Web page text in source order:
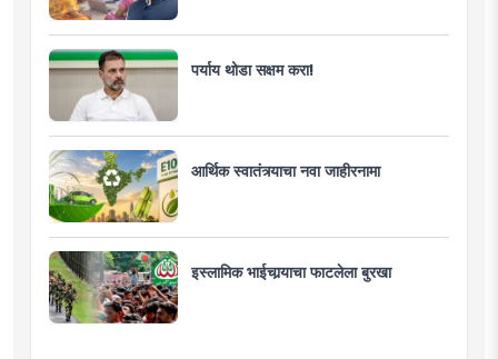
पर्याय थोडा सक्षम करा!
आर्थिक स्वातंत्र्याचा नवा जाहीरनामा
इस्लामिक भाईचार्‍याचा फाटलेला बुरखा